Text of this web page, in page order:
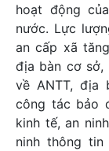
hoạt động
nước. Lực
an cấp xã
địa bàn cơ sở,
về ANTT, địa
công tác bảo
kinh tế, an
ninh thông